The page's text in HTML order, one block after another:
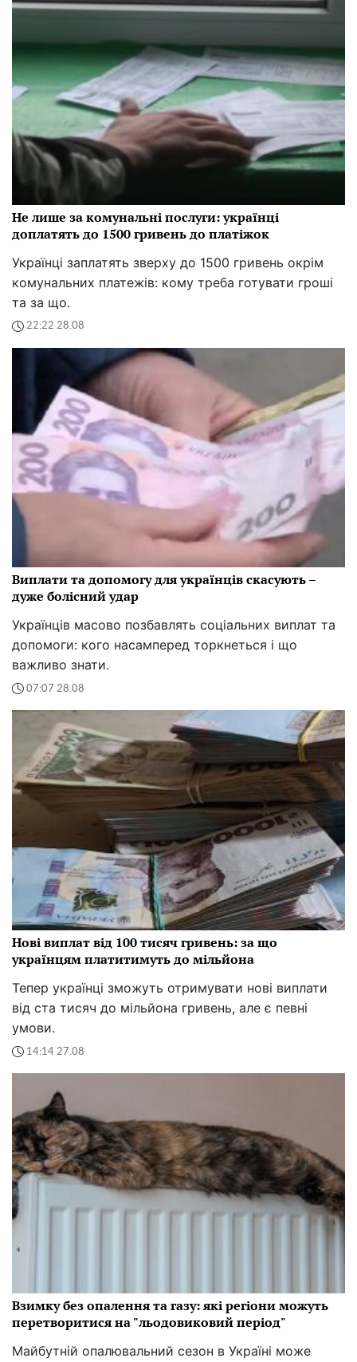
Не лише за комунальні послуги: українці
доплатять до 1500 гривень до платіжок
Українці заплатять зверху до 1500 гривень окрім
комунальних платежів: кому треба готувати гроші
та за що.
22:22 28.08
Виплати та допомогу для українців скасують –
дуже болісний удар
Українців масово позбавлять соціальних виплат та
допомоги: кого насамперед торкнеться і що
важливо знати.
07:07 28.08
Нові виплат від 100 тисяч гривень: за що
українцям платитимуть до мільйона
Тепер українці зможуть отримувати нові виплати
від ста тисяч до мільйона гривень, але є певні
умови.
14:14 27.08
Взимку без опалення та газу: які регіони можуть
перетворитися на "льодовиковий період"
Майбутній опалювальний сезон в Україні може